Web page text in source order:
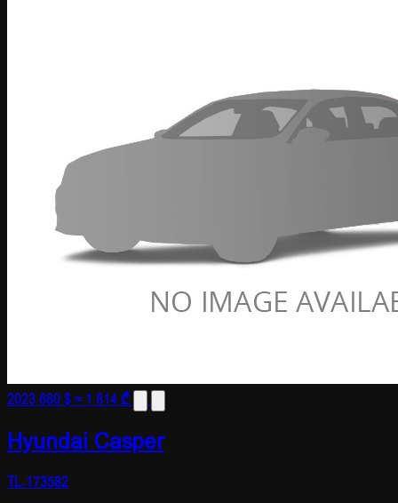
2023680 $≈ 1 814 ₾
Hyundai Casper
TL-173582